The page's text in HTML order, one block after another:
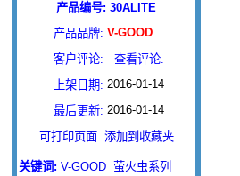
产品编号: 30ALITE
产品品牌: V-GOOD
客户评论:
查看评论.
上架日期: 2016-01-14
最后更新: 2016-01-14
可打印页面 添加到收藏夹
关键词:V-GOOD 萤火虫系列